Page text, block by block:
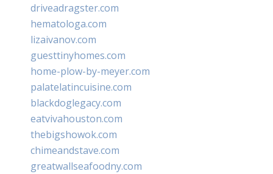
driveadragster.com
hematologa.com
lizaivanov.com
guesttinyhomes.com
home-plow-by-meyer.com
palatelatincuisine.com
blackdoglegacy.com
eatvivahouston.com
thebigshowok.com
chimeandstave.com
greatwallseafoodny.com